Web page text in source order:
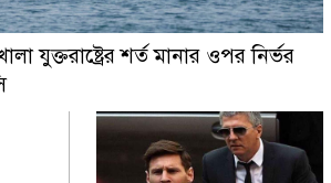
যুক্তরাষ্ট্রের শর্ত মানার ওপর নির্ভর